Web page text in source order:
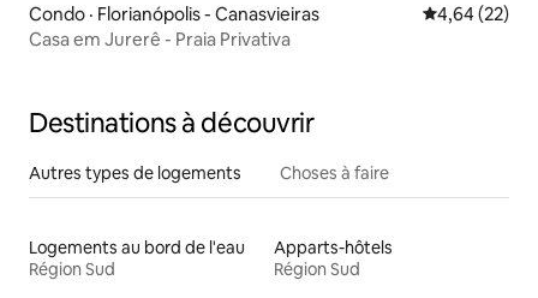
Condo · Florianópolis - Canasvieiras Note
4,64 (22)
Casa em Jurerê - Praia Privativa
Destinations à découvrir
Autres types de logements Choses à faire
Logements au bord de l'eau
Région Sud
Apparts-hôtels
Région Sud